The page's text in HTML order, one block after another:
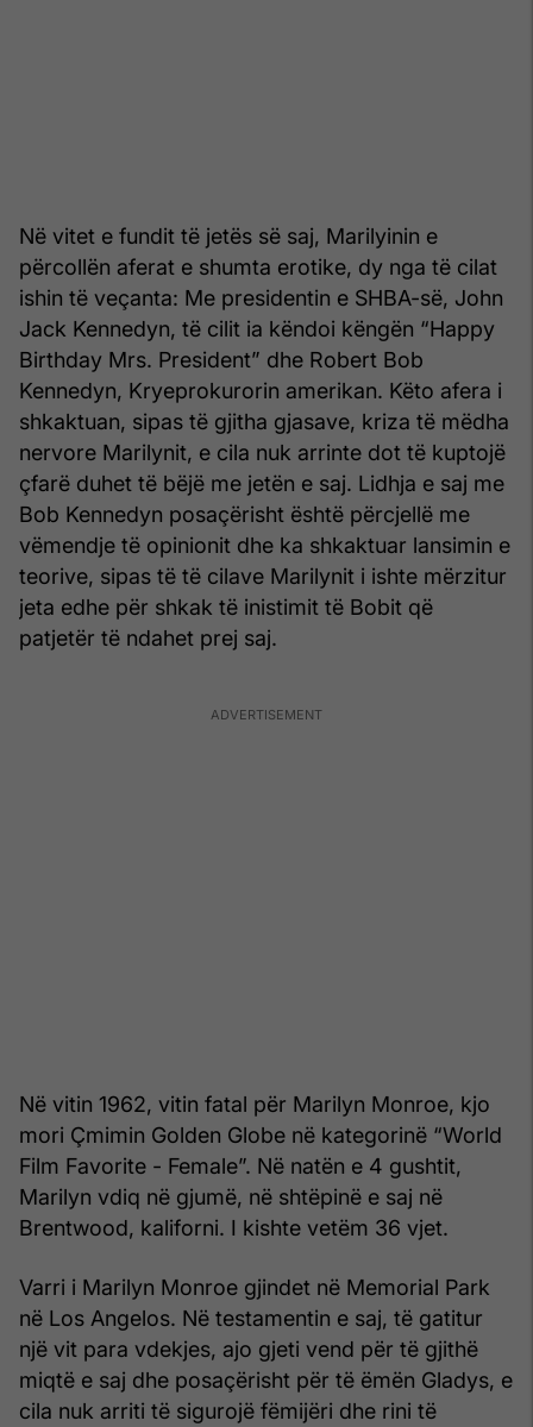
Në vitet e fundit të jetës së saj, Marilyinin e
përcollën aferat e shumta erotike, dy nga të cilat
ishin të veçanta: Me presidentin e SHBA-së, John
Jack Kennedyn, të cilit ia këndoi këngën “Happy
Birthday Mrs. President” dhe Robert Bob
Kennedyn, Kryeprokurorin amerikan. Këto afera i
shkaktuan, sipas të gjitha gjasave, kriza të mëdha
nervore Marilynit, e cila nuk arrinte dot të kuptojë
çfarë duhet të bëjë me jetën e saj. Lidhja e saj me
Bob Kennedyn posaçërisht është përcjellë me
vëmendje të opinionit dhe ka shkaktuar lansimin e
teorive, sipas të të cilave Marilynit i ishte mërzitur
jeta edhe për shkak të inistimit të Bobit që
patjetër të ndahet prej saj.
Në vitin 1962, vitin fatal për Marilyn Monroe, kjo
mori Çmimin Golden Globe në kategorinë “World
Film Favorite - Female”. Në natën e 4 gushtit,
Marilyn vdiq në gjumë, në shtëpinë e saj në
Brentwood, kaliforni. I kishte vetëm 36 vjet.
Varri i Marilyn Monroe gjindet në Memorial Park
në Los Angelos. Në testamentin e saj, të gatitur
një vit para vdekjes, ajo gjeti vend për të gjithë
miqtë e saj dhe posaçërisht për të ëmën Gladys, e
cila nuk arriti të sigurojë fëmijëri dhe rini të